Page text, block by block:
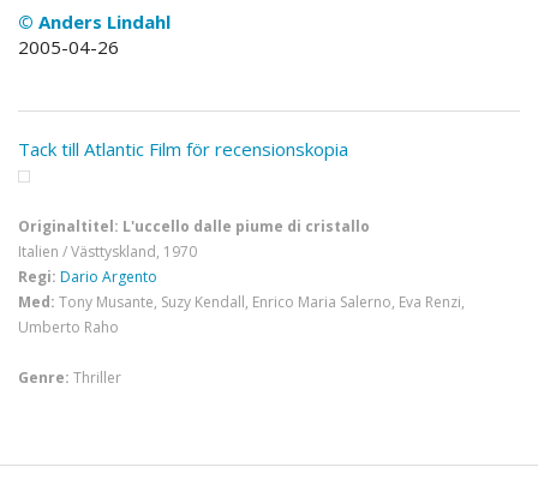
© Anders Lindahl
2005-04-26
Tack till Atlantic Film för recensionskopia
Originaltitel: L'uccello dalle piume di cristallo
Italien / Västtyskland, 1970
Regi: Dario Argento
Med: Tony Musante, Suzy Kendall, Enrico Maria Salerno, Eva Renzi,
Umberto Raho
Genre: Thriller